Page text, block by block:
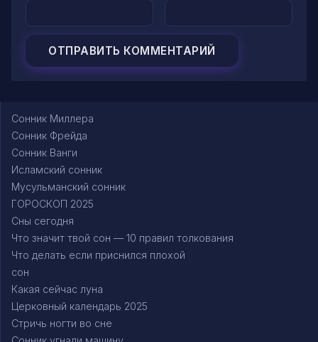
Сонник Миллера
Сонник Фрейда
Сонник Ванги
Исламский сонник
Мусульманский сонник
ГОРОСКОП 2025
Сны сегодня
Что значит твой сон — 10 правил толкования
Что делать если приснился плохой
сон
Какая сейчас луна
Церковный календарь 2025
Стричь ногти во сне